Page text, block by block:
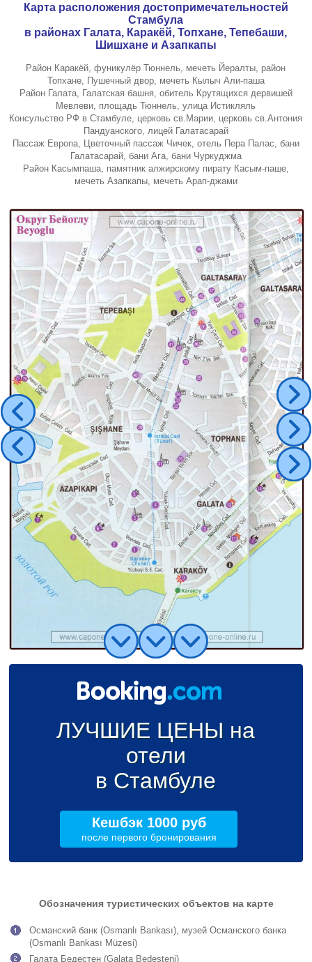
Карта расположения достопримечательностей
Стамбула
в районах Галата, Каракёй, Топхане, Тепебаши,
Шишхане и Азапкапы
Район Каракёй, фуникулёр Тюннель, мечеть Йералты, район
Топхане, Пушечный двор, мечеть Кылыч Али-паша
Район Галата, Галатская башня, обитель Крутящихся дервишей
Мевлеви, площадь Тюннель, улица Истикляль
Консульство РФ в Стамбуле, церковь св.Марии, церковь св.Антония
Пандуанского, лицей Галатасарай
Пассаж Европа, Цветочный пассаж Чичек, отель Пера Палас, бани
Галатасарай, бани Ага, бани Чуркуджма
Район Касымпаша, памятник алжирскому пирату Касым-паше,
мечеть Азапкапы, мечеть Арап-джами
ЛУЧШИЕ ЦЕНЫ на
отели
в Стамбуле
Кешбэк 1000 руб
после первого бронирования
Обозначения туристических объектов на карте
Османский банк (Osmanlı Bankası), музей Османского банка
(Osmanlı Bankası Müzesi)
Галата Бедестен (Galata Bedesteni)